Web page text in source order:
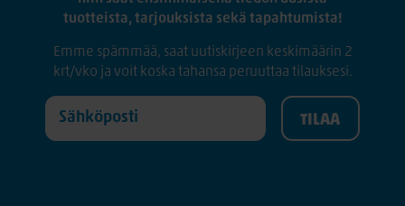
tuotteista, tarjouksista sekä tapahtumista!
Emme spämmää, saat uutiskirjeen keskimäärin 2
krt/vko ja voit koska tahansa peruuttaa tilauksesi.